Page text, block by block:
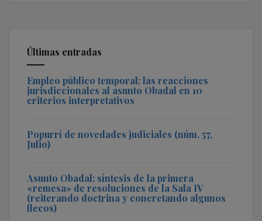
Últimas entradas
Empleo público temporal: las reacciones
jurisdiccionales al asunto Obadal en 10
criterios interpretativos
Popurrí de novedades judiciales (núm. 57,
Julio)
Asunto Obadal: síntesis de la primera
«remesa» de resoluciones de la Sala IV
(reiterando doctrina y concretando algunos
flecos)